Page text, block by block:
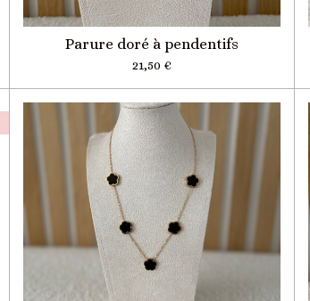
Parure doré à pendentifs
21,50 €